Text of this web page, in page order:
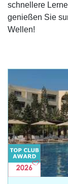
schnellere
genießen Sie
Wellen!